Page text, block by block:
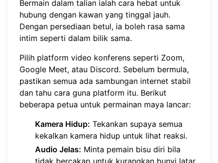
Bermain dalam talian ialah cara hebat untuk
hubung dengan kawan yang tinggal jauh.
Dengan persediaan betul, ia boleh rasa sama
intim seperti dalam bilik sama.
Pilih platform video konferens seperti Zoom,
Google Meet, atau Discord. Sebelum bermula,
pastikan semua ada sambungan internet stabil
dan tahu cara guna platform itu. Berikut
beberapa petua untuk permainan maya lancar:
Kamera Hidup: Tekankan supaya semua
kekalkan kamera hidup untuk lihat reaksi.
Audio Jelas: Minta pemain bisu diri bila
tidak bercakap untuk kurangkan bunyi latar.